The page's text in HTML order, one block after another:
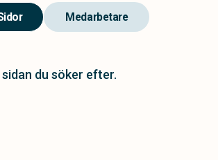
Medarbetare
du söker efter.